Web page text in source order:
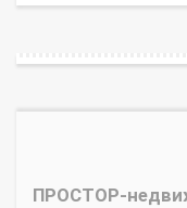
ПРОСТОР-